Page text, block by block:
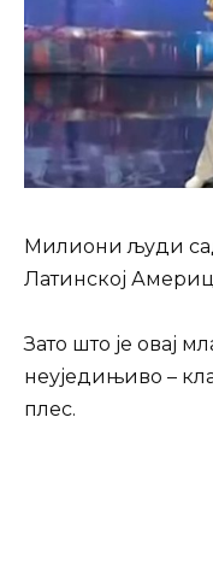
Милиони људи
Латинској
Зато што је овај
неуједињиво –
плес.